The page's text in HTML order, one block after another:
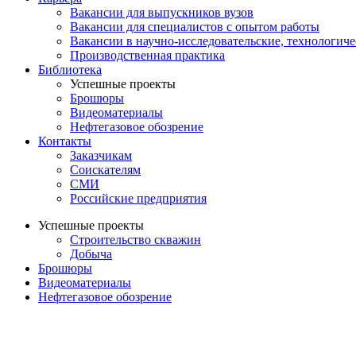
Вакансии для выпускников вузов
Вакансии для специалистов с опытом работы
Вакансии в научно-исследовательские,
Производственная практика
Библиотека
Успешные проекты
Брошюры
Видеоматериалы
Нефтегазовое обозрение
Контакты
Заказчикам
Соискателям
СМИ
Российские предприятия
Успешные проекты
Строительство скважин
Добыча
Брошюры
Видеоматериалы
Нефтегазовое обозрение